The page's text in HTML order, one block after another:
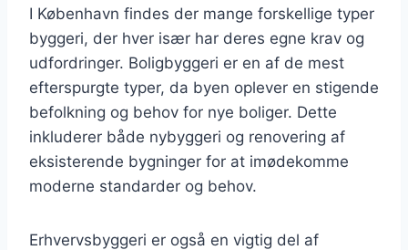
I København findes der mange forskellige typer
byggeri, der hver især har deres egne krav og
udfordringer. Boligbyggeri er en af de mest
efterspurgte typer, da byen oplever en stigende
befolkning og behov for nye boliger. Dette
inkluderer både nybyggeri og renovering af
eksisterende bygninger for at imødekomme
moderne standarder og behov.
Erhvervsbyggeri er også en vigtig del af